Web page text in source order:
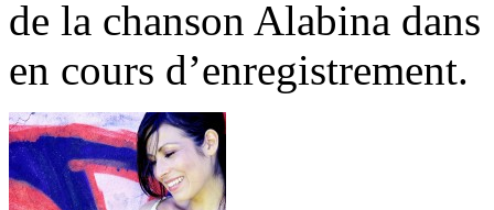
de la chanson Alabina
en cours d’enregistrement.